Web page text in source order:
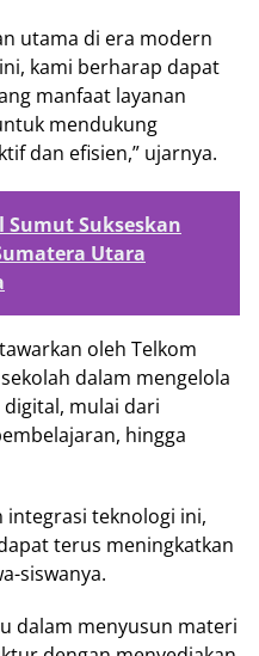
utama di era modern
kami berharap dapat
manfaat layanan
mendukung
dan efisien,” ujarnya.
Sumut Sukseskan
Utara
oleh Telkom
dalam mengelola
mulai dari
hingga
teknologi ini,
terus meningkatkan
siswanya.
dalam menyusun materi